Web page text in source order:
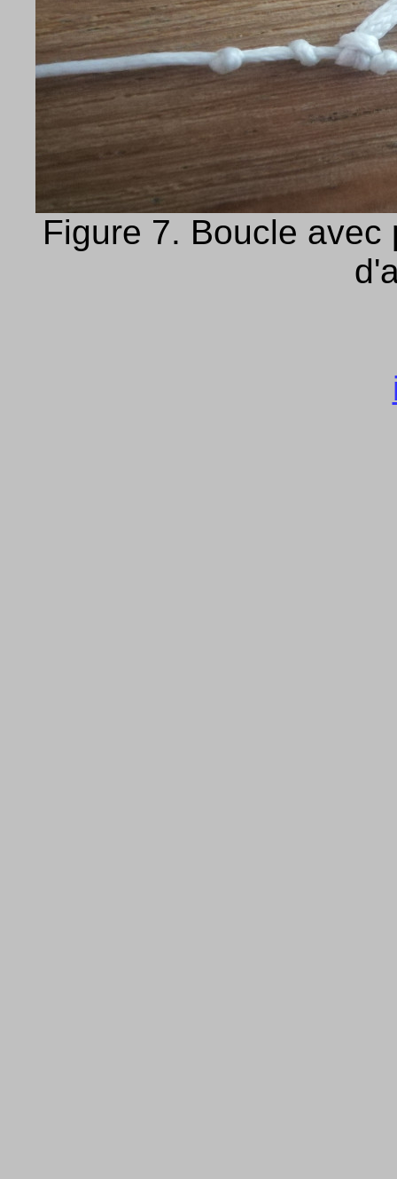
Figure 7. Boucle